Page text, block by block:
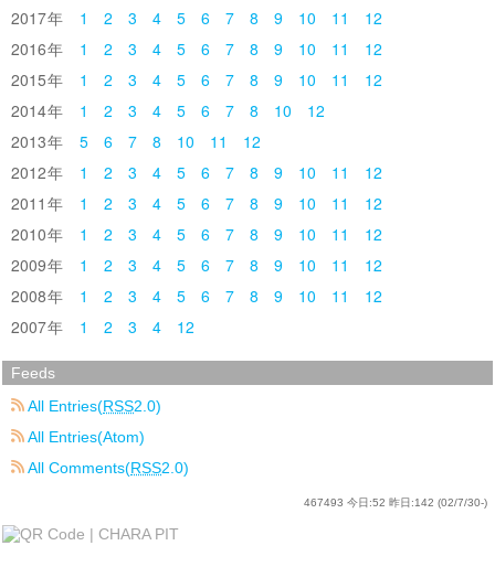
2017
1 2 3 4 5 6 7 8 9 10 11
12
2016
1 2 3 4 5 6 7 8 9 10 11
12
2015
1 2 3 4 5 6 7 8 9 10 11
12
2014
1 2 3 4 5 6 7 8 10
12
2013
5 6 7 8 10 11
12
2012
1 2 3 4 5 6 7 8 9 10 11
12
2011
1 2 3 4 5 6 7 8 9 10 11
12
2010
1 2 3 4 5 6 7 8 9 10 11
12
2009
1 2 3 4 5 6 7 8 9 10 11
12
2008
1 2 3 4 5 6 7 8 9 10 11
12
2007
1 2 3 4 12
Feeds
All Entries(RSS2.0)
All Entries(Atom)
All Comments(RSS2.0)
467493 今日:52 昨日:142 (02/7/30-)